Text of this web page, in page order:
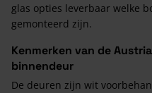
glas opties leverbaar welke
gemonteerd zijn.
Kenmerken van de
binnendeur
De deuren zijn wit